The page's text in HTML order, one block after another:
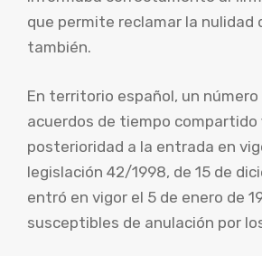
que permite reclamar la nulidad
también.
En territorio español, un
acuerdos de tiempo compartido
posterioridad a la entrada en
legislación 42/1998, de 15 de
entró en vigor el 5 de enero de
susceptibles de anulación por